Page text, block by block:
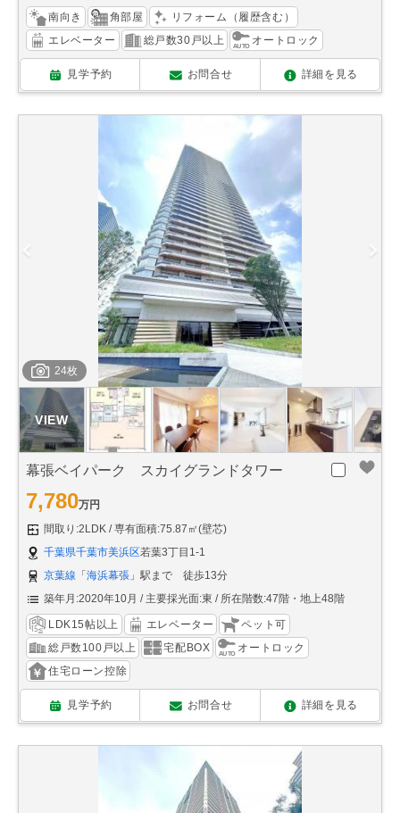
南向き 角部屋
リフォーム（履歴含む）
エレベーター
総戸数30戸以上 オートロック
見学予約 お問合せ 詳細を見る
24枚
幕張ベイパーク スカイグランドタワー
7,780万円
間取り:2LDK
専有面積:75.87㎡(壁芯)
千葉県千葉市美浜区若葉3丁目1-1
京葉線 「 海浜幕張 」駅まで 徒歩13分
築年月:2020年10月
主要採光面:東 所在階数:47階・地上48階
LDK15帖以上 エレベーター
ペット可
総戸数100戸以上
宅配BOX
オートロック
住宅ローン控除
見学予約 お問合せ 詳細を見る